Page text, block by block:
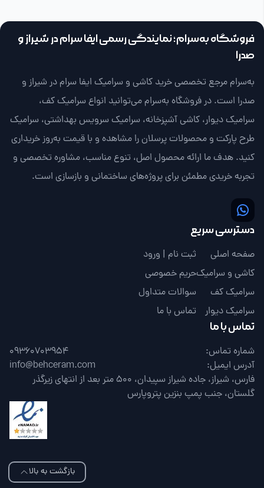
فروشگاه به‌سرام؛ نمایندگی رسمی ایفا سرام در شیراز و
صدرا
به‌سرام مرجع تخصصی خرید کاشی و سرامیک ایفا سرام در شیراز و
صدرا است. در فروشگاه به‌سرام می‌توانید انواع سرامیک کف،
سرامیک دیوار، کاشی آشپزخانه، سرامیک سرویس بهداشتی، سرامیک
طرح پارکت و محصولات پرسلان را مشاهده و با قیمت به‌روز خریداری
کنید. هدف ما ارائه محصول اصل، تنوع مناسب، مشاوره تخصصی و
تجربه خریدی مطمئن برای پروژه‌های ساختمانی و بازسازی است.
دسترسی سریع
صفحه اصلی
کاشی و سرامیک
سرامیک کف
سرامیک دیوار
ثبت نام | ورود
حریم خصوصی
سوالات متداول
تماس با ما
تماس با ما
شماره تماس:
09360703954
آدرس ایمیل:
info@behceram.com
فارس، شیراز، جاده شیراز سپیدان، 500 متر بعد از انتهای زیرگذر
گلستان، جنب پمپ بنزین پتروپارس
بازگشت به بالا